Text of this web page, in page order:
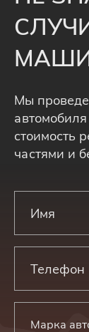
Мы
стоимость
частями и
Марка